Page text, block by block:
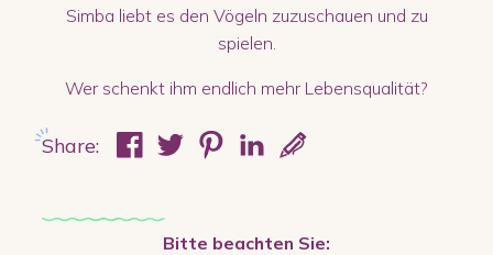
Simba liebt es den Vögeln zuzuschauen und zu
spielen.
Wer schenkt ihm endlich mehr Lebensqualität?
Share:
Bitte beachten Sie: